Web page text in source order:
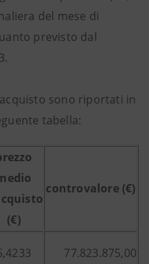
del mese di
previsto dal
sono riportati in
tabella:
(€)
controvalore (€)
77.823.875,00